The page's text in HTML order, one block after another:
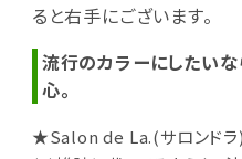
ると右手にございます。
流行のカラーにしたいな
心。
★Salon de La.(サロンドラ